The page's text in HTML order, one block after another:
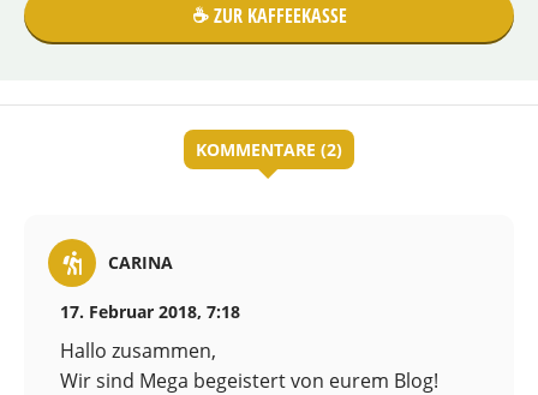
☕️ ZUR KAFFEEKASSE
KOMMENTARE (2)
CARINA
17. Februar 2018, 7:18
Hallo zusammen,
Wir sind Mega begeistert von eurem Blog!